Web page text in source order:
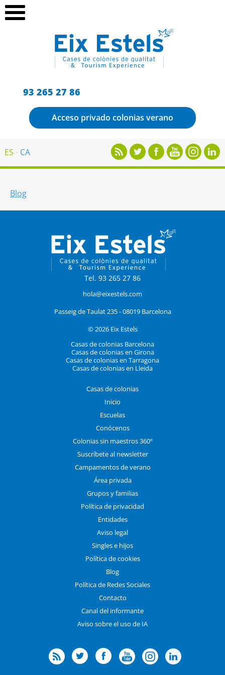
93 265 27 86
Acceso privado colonias verano
ES CA
Blog
Tel. 93 265 27 86
hola@eixestels.com
Passeig de Taulat 235 - 08019 Barcelona
© 2026 Eix Estels
Casas de colonias Barcelona
Casas de colonias en Girona
Casas de colonias en Tarragona
Casas de colonias en Lleida
Casas de colonias
Inicio
Escuelas
Conócenos
Colonias sin maestros 360º
Suscríbete al newsletter
Campamentos de verano
Área privada
Grupos y familias
Política de privacidad
Entidades
Aviso legal
Singles e hijos
Política de cookies
Blog
Política de Redes Sociales
Contacto
Canal del informante
Aviso sobre el uso de IA